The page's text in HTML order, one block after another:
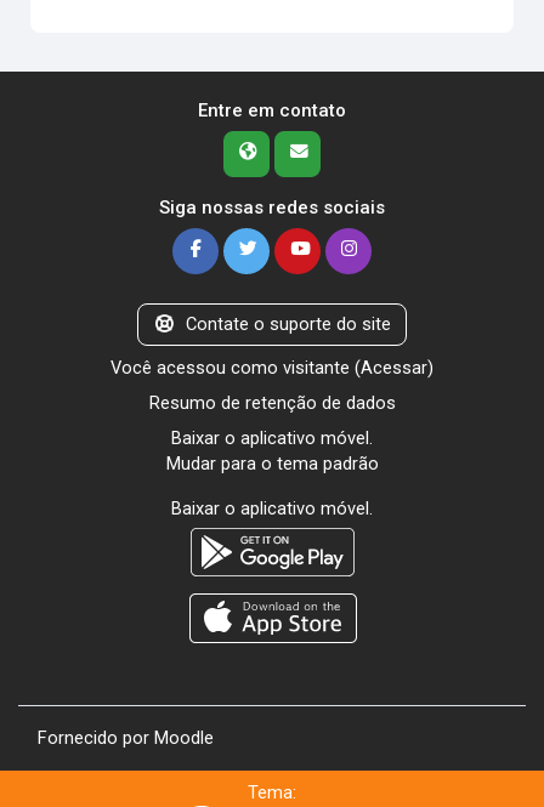
Entre em contato
Siga nossas redes sociais
Contate o suporte do site
Você acessou como visitante (Acessar)
Resumo de retenção de dados
Baixar o aplicativo móvel.
Mudar para o tema padrão
Baixar o aplicativo móvel.
Fornecido por Moodle
Tema: